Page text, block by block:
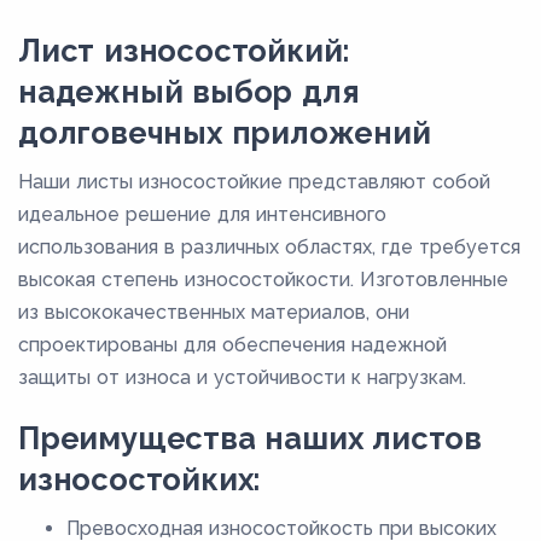
Лист износостойкий:
надежный выбор для
долговечных приложений
Наши листы износостойкие представляют собой
идеальное решение для интенсивного
использования в различных областях, где требуется
высокая степень износостойкости. Изготовленные
из высококачественных материалов, они
спроектированы для обеспечения надежной
защиты от износа и устойчивости к нагрузкам.
Преимущества наших листов
износостойких:
Превосходная износостойкость при высоких